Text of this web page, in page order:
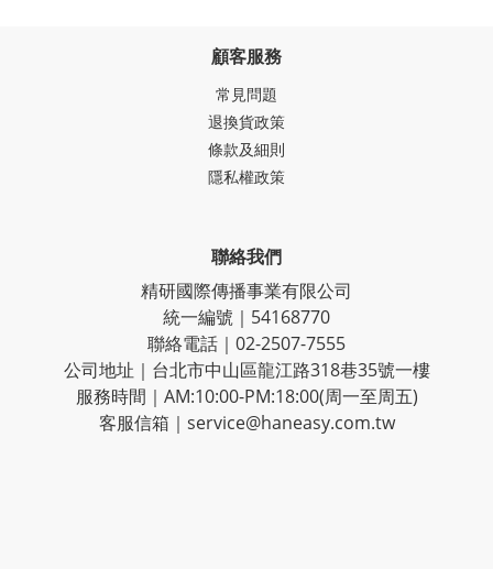
顧客服務
常見問題
退換貨政策
條款及細則
隱私權政策
聯絡我們
精研國際傳播事業有限公司
統一編號｜54168770
聯絡電話｜02-2507-7555
公司地址｜台北市中山區龍江路318巷35號一樓
服務時間｜AM:10:00-PM:18:00(周一至周五)
客服信箱｜service@haneasy.com.tw